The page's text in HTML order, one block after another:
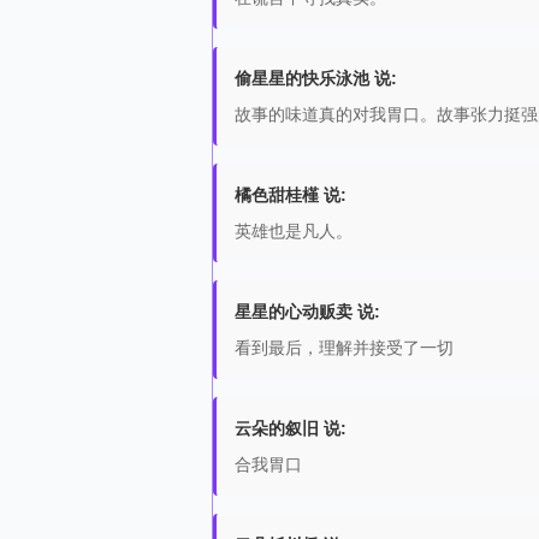
偷星星的快乐泳池 说:
故事的味道真的对我胃口。故事张力挺
橘色甜桂槿 说:
英雄也是凡人。
星星的心动贩卖 说:
看到最后，理解并接受了一切
云朵的叙旧 说:
合我胃口